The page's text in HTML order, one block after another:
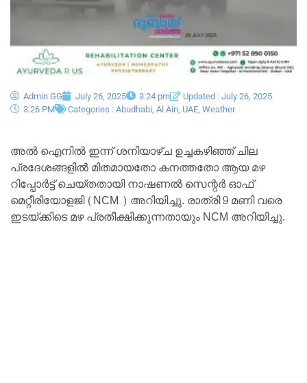
Admin GG July 26, 2025 3:24 pm
Updated : July 26, 2025
3:26 PM
Categories : Abudhabi Al Ain UAE Weather
അൽ ഐനിൽ ഇന്ന് ശനിയാഴ്ച ഉച്ചകഴിഞ്ഞ് ചില
പ്രദേശങ്ങളിൽ മിതമായതോ കനത്തതോ ആയ മഴ
റിപ്പോർട്ട് ചെയ്തതായി നാഷണൽ സെന്റർ ഓഫ്
മെറ്റീരിയോളജി (NCM ) അറിയിച്ചു. രാത്രി 9 മണി വരെ
ഇടയ്ക്കിടെ മഴ പ്രതീക്ഷിക്കുന്നതായും NCM അറിയിച്ചു.